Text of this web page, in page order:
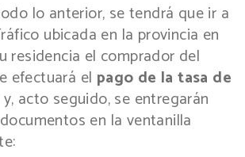
lo anterior, se tendrá que ir a
ubicada en la provincia en
residencia el comprador del
efectuará el pago de la tasa de
y, acto seguido, se entregarán
en la ventanilla